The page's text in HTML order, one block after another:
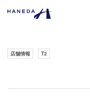
店舗情報 T2